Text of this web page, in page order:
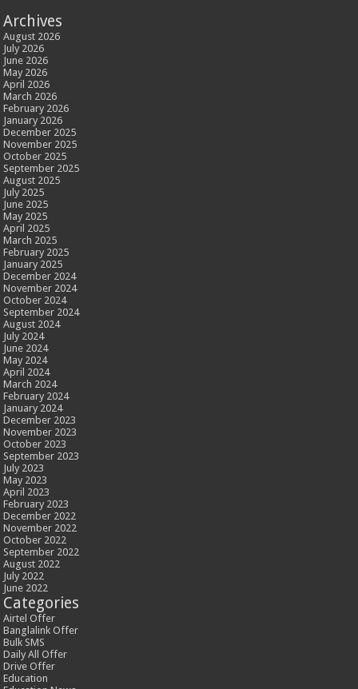
Archives
August 2026
July 2026
June 2026
May 2026
April 2026
March 2026
February 2026
January 2026
December 2025
November 2025
October 2025
September 2025
August 2025
July 2025
June 2025
May 2025
April 2025
March 2025
February 2025
January 2025
December 2024
November 2024
October 2024
September 2024
August 2024
July 2024
June 2024
May 2024
April 2024
March 2024
February 2024
January 2024
December 2023
November 2023
October 2023
September 2023
July 2023
May 2023
April 2023
February 2023
December 2022
November 2022
October 2022
September 2022
August 2022
July 2022
June 2022
Categories
Airtel Offer
Banglalink Offer
Bulk SMS
Daily All Offer
Drive Offer
Education